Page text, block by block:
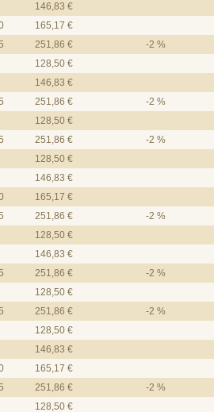
146,83 €
165,17 €
251,86 € -2 %
128,50 €
146,83 €
251,86 € -2 %
128,50 €
251,86 € -2 %
128,50 €
146,83 €
165,17 €
251,86 € -2 %
128,50 €
146,83 €
251,86 € -2 %
128,50 €
251,86 € -2 %
128,50 €
146,83 €
165,17 €
251,86 € -2 %
128,50 €